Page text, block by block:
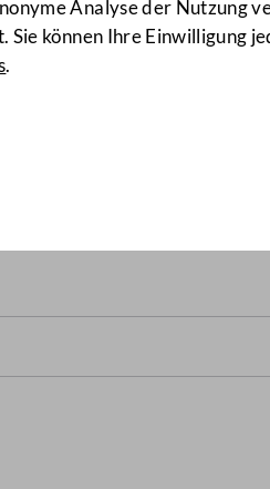
Analyse der Nutzung
Sie können Ihre Einwilligung
.